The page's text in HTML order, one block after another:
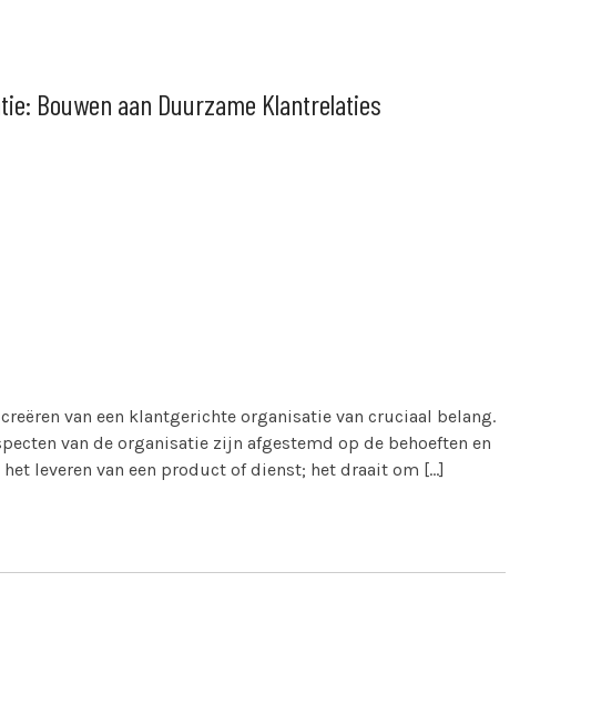
Bouwen aan Duurzame Klantrelaties
van een klantgerichte organisatie van cruciaal belang.
van de organisatie zijn afgestemd op de behoeften en
leveren van een product of dienst; het draait om […]